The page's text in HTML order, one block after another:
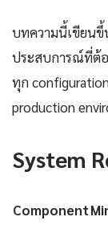
บทความนี้เขียน
ประสบการณ์ที่ต้อ
ทุก
production
System
Component